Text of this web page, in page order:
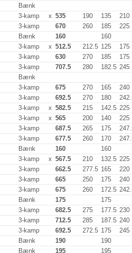
Bænk
3-kamp x 535 190 135
210
3-kamp 670 260 185
225
Bænk 160
160
3-kamp x 512.5 212.5 125
175
3-kamp 630 270 185
175
3-kamp 707.5 280 182.5 245
Bænk
3-kamp 675 270 165
240
3-kamp 692.5 270 180
3-kamp x 582.5 215 142.5 225
3-kamp x 565 200 140
225
3-kamp 687.5 265 175
3-kamp 677.5 260 170
Bænk 160
160
3-kamp x 567.5 210 132.5 225
3-kamp 662.5 277.5 165
220
3-kamp 665 250 175
240
3-kamp 675 260 172.5
Bænk 175
175
3-kamp 682.5 275 177.5 230
3-kamp 712.5 285 187.5 240
3-kamp 692.5 272.5 175
245
Bænk 190
190
Bænk 195
195